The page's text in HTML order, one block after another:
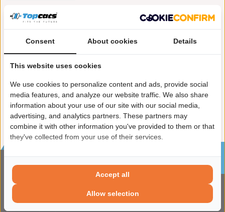
Origineel nummers
Lengte [mm]:
Emissienorm:
Conform EG/ECE:
roetfilters
CONTACTGEGVENS
Apolloweg 88
Consent About cookies Details
This website uses cookies
We use cookies to personalize content and ads, provide social
media features, and analyze our website traffic. We also share
information about your use of our site with our social media,
advertising, and analytics partners. These partners may
combine it with other information you've provided to them or that
they've collected from your use of their services.
Allow selection
Accept all